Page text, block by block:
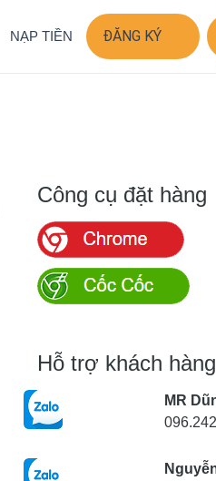
NẠP TIỀN ĐĂNG KÝ
Công cụ đặt hàng
Hỗ trợ khách hàng
MR